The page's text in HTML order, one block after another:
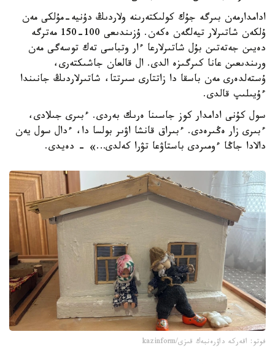
ادامدارمەن بىرگە جۇك كولىكتەرىنە ولاردىڭ دۇنيە-مۇلكى مەن
ۇلكەن شاتىرلار تيەلگەن ەكەن. ۇزىندىعى 100-150 مەترگە
دەيىن جەتەتىن بۇل شاتىرلارعا ءار وتباسى تەك توسەگى مەن
ورىندىعىن عانا كىرگىزە الدى. ال قالعان جاشىكتەرى،
ۇستەلدەرى مەن باسقا دا زاتتارى سىرتتا، شاتىرلاردىڭ جانىندا
ءۇيىلىپ قالدى.
سول كۇنى ادامدار كوز جاسىنا ەرىك بەردى. ءبىرى جىلادى،
ءبىرى زار ەڭىرەدى. ءبىراق قانشا اۋىر بولسا دا، ءدال سول يەن
دالادا جاڭا ءومىردى باستاۋعا تۋرا كەلدى…» - دەيدى.
فوتو: اقەركە داۋرەنبەك قىزى/kazinform